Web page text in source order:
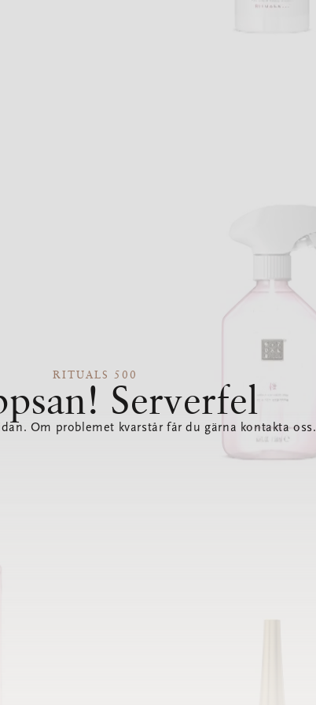
RITUALS 500
Serverfel
Om problemet kvarstår får du gärna kontakta oss.